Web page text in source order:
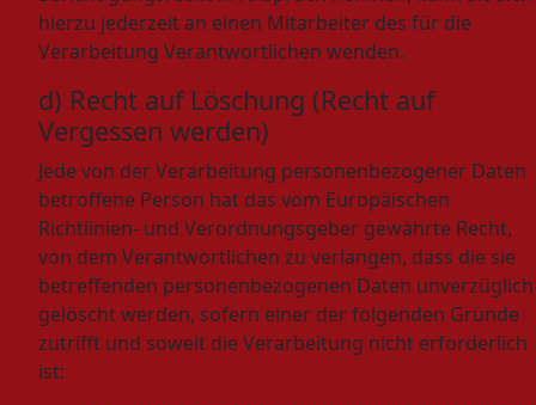
hierzu jederzeit an einen Mitarbeiter des für die
Verarbeitung Verantwortlichen wenden.
d) Recht auf Löschung (Recht auf
Vergessen werden)
Jede von der Verarbeitung personenbezogener Daten
betroffene Person hat das vom Europäischen
Richtlinien- und Verordnungsgeber gewährte Recht,
von dem Verantwortlichen zu verlangen, dass die sie
betreffenden personenbezogenen Daten unverzüglich
gelöscht werden, sofern einer der folgenden Gründe
zutrifft und soweit die Verarbeitung nicht erforderlich
ist: